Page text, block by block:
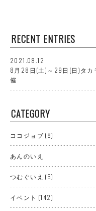
RECENT ENTRIES
2021.08.12
8月28日(土)～29日(日)タカ
催
CATEGORY
ココジョブ (8)
あんのいえ
つむぐいえ (5)
イベント (142)